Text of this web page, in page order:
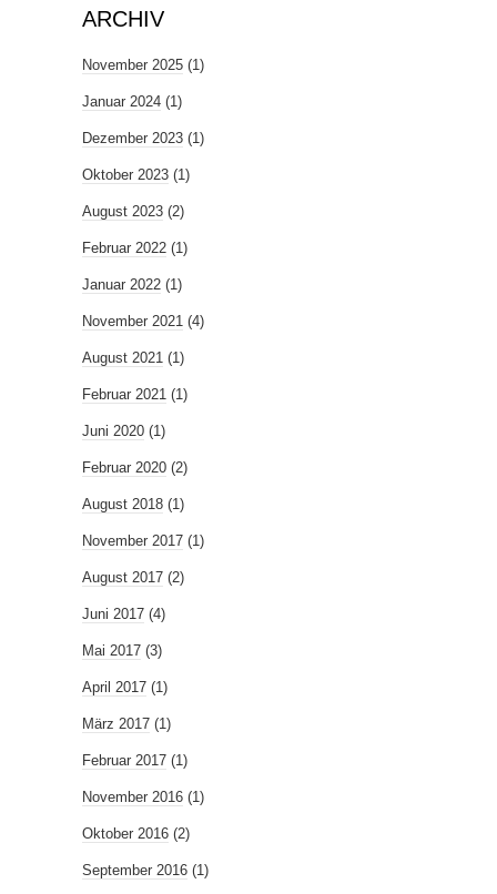
ARCHIV
November 2025 (1)
Januar 2024 (1)
Dezember 2023 (1)
Oktober 2023 (1)
August 2023 (2)
Februar 2022 (1)
Januar 2022 (1)
November 2021 (4)
August 2021 (1)
Februar 2021 (1)
Juni 2020 (1)
Februar 2020 (2)
August 2018 (1)
November 2017 (1)
August 2017 (2)
Juni 2017 (4)
Mai 2017 (3)
April 2017 (1)
März 2017 (1)
Februar 2017 (1)
November 2016 (1)
Oktober 2016 (2)
September 2016 (1)